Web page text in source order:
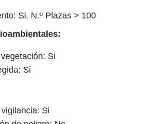
Si. N.º Plazas > 100
Si
Si
Si